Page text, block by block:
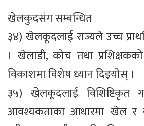
खेलकुदसंग सम्बन्धित
३४) खेलकूदलाई राज्यले उच्च
। खेलाडी, कोच तथा
विकाशमा विशेष ध्यान दिइयोस् ।
३५) खेलकूदलाई विशिष्टिकृत
आवश्यकताका आधारमा खेल र